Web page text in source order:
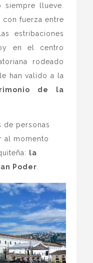
siempre llueve.
fuerza entre
estribaciones
en el centro
rodeado
han valido a la
de la
de personas
al momento
la
Poder